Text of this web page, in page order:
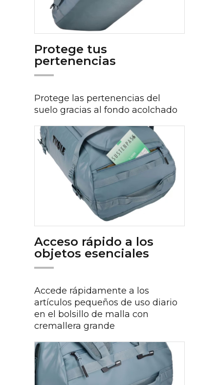
Protege tus
pertenencias
Protege las pertenencias del
suelo gracias al fondo acolchado
Acceso rápido a los
objetos esenciales
Accede rápidamente a los
artículos pequeños de uso diario
en el bolsillo de malla con
cremallera grande